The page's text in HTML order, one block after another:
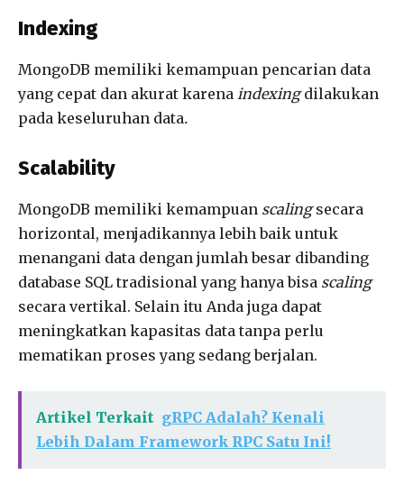
Indexing
MongoDB memiliki kemampuan pencarian data
yang cepat dan akurat karena indexingdilakukan
pada keseluruhan data.
Scalability
MongoDB memiliki kemampuan scalingsecara
horizontal, menjadikannya lebih baik untuk
menangani data dengan jumlah besar dibanding
database SQL tradisional yang hanya bisa scaling
secara vertikal. Selain itu Anda juga dapat
meningkatkan kapasitas data tanpa perlu
mematikan proses yang sedang berjalan.
Artikel Terkait gRPC Adalah? Kenali
Lebih Dalam Framework RPC Satu Ini!